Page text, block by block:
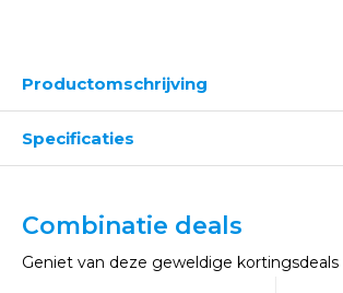
Productomschrijving
Specificaties
Combinatie deals
Geniet van deze geweldige kortingsdeals